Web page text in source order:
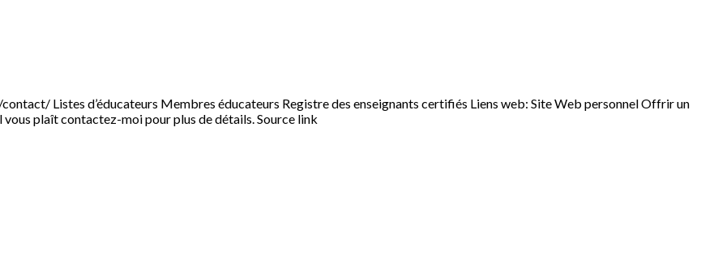
Listes d’éducateurs Membres éducateurs Registre des enseignants certifiés Liens web: Site Web personnel Offrir un
vous plaît contactez-moi pour plus de détails. Source link